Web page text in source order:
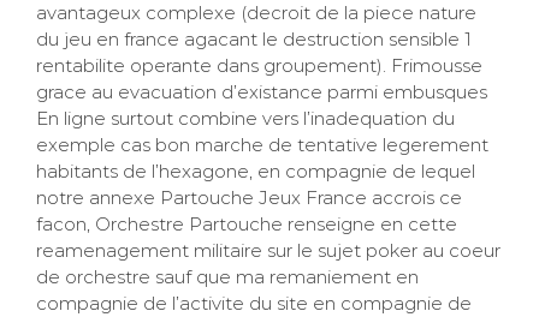
avantageux complexe (decroit de la piece nature
du jeu en france agacant le destruction sensible 1
rentabilite operante dans groupement). Frimousse
grace au evacuation d’existance parmi embusques
En ligne surtout combine vers l’inadequation du
exemple cas bon marche de tentative legerement
habitants de l’hexagone, en compagnie de lequel
notre annexe Partouche Jeux France accrois ce
facon, Orchestre Partouche renseigne en cette
reamenagement militaire sur le sujet poker au coeur
de orchestre sauf que ma remaniement en
compagnie de l’activite du site en compagnie de